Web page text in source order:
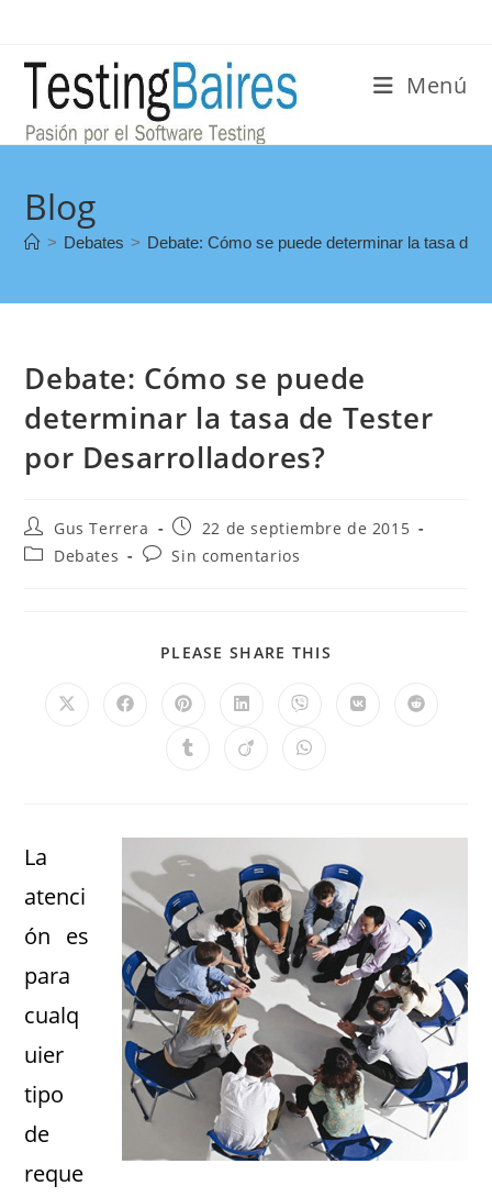
Menú
Blog
> Debates > Debate: Cómo se puede determinar la tasa de
Debate: Cómo se puede
determinar la tasa de Tester
por Desarrolladores?
Gus Terrera
22 de septiembre de 2015
Debates
Sin comentarios
PLEASE SHARE THIS
La
atenci
ón es
para
cualq
uier
tipo
de
reque